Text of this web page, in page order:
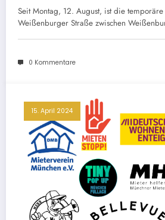
Seit Montag, 12. August, ist die
Weißenburger Straße zwischen
0 Kommentare
15. April 2024